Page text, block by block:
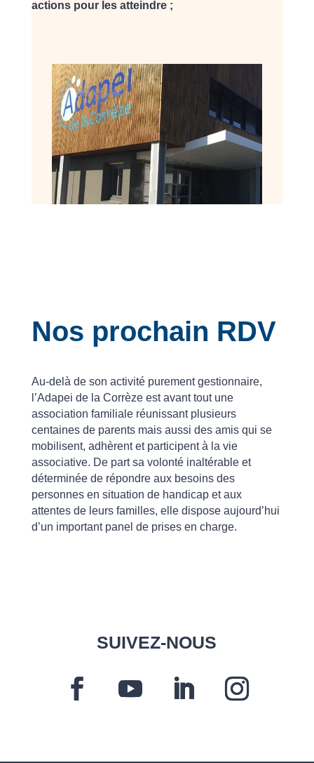
actions pour les atteindre ;
Nos prochain RDV
Au-delà de son activité purement gestionnaire,
l’Adapei de la Corrèze est avant tout une
association familiale réunissant plusieurs
centaines de parents mais aussi des amis qui se
mobilisent, adhèrent et participent à la vie
associative. De part sa volonté inaltérable et
déterminée de répondre aux besoins des
personnes en situation de handicap et aux
attentes de leurs familles, elle dispose aujourd’hui
d’un important panel de prises en charge.
SUIVEZ-NOUS